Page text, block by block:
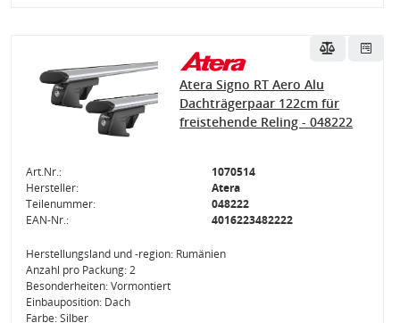
Atera Signo RT Aero Alu
Dachträgerpaar 122cm für
freistehende Reling - 048222
Art.Nr.:
1070514
Hersteller:
Atera
Teilenummer:
048222
EAN-Nr.:
4016223482222
Herstellungsland und -region: Rumänien
Anzahl pro Packung: 2
Besonderheiten: Vormontiert
Einbauposition: Dach
Farbe: Silber